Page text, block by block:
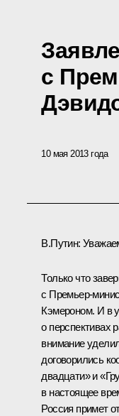
с
10 мая 2013 года
В.Путин:
Только что
с Премьер-
Кэмероном. И в
о перспективах
внимание
договорились
двадцати» и «
в настоящее
Россия примет